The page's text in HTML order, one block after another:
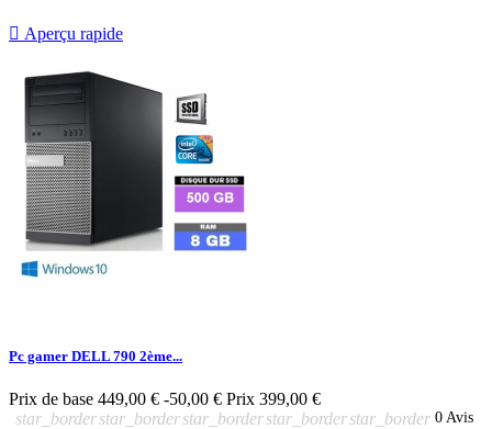
 Aperçu rapide
Pc gamer DELL 790 2ème...
Prix de base 449,00 € -50,00 € Prix 399,00 €
star_borderstar_borderstar_borderstar_borderstar_border 0 Avis